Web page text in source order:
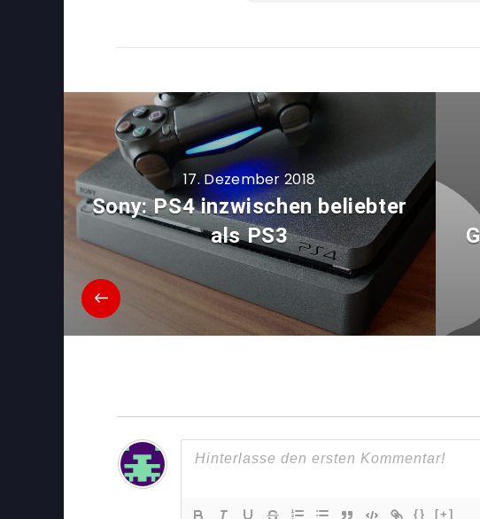
17. Dezember 2018
Sony: PS4 inzwischen beliebter
als PS3
{} [+]